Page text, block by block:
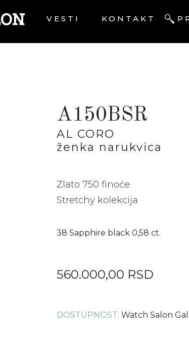
VESTI KONTAKT
A150BSR
AL CORO
ženka narukvica
Zlato 750 finoće
Stretchy kolekcija
38 Sapphire black 0,58 ct.
560.000,00 RSD
DOSTUPNOST: Watch Salon